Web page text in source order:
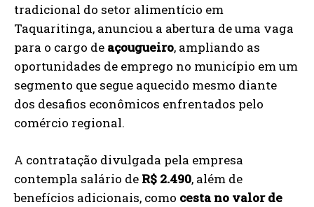
tradicional do setor alimentício em
Taquaritinga, anunciou a abertura de uma vaga
para o cargo de açougueiro, ampliando as
oportunidades de emprego no município em um
segmento que segue aquecido mesmo diante
dos desafios econômicos enfrentados pelo
comércio regional.
A contratação divulgada pela empresa
contempla salário de R$ 2.490, além de
benefícios adicionais, como cesta no valor de